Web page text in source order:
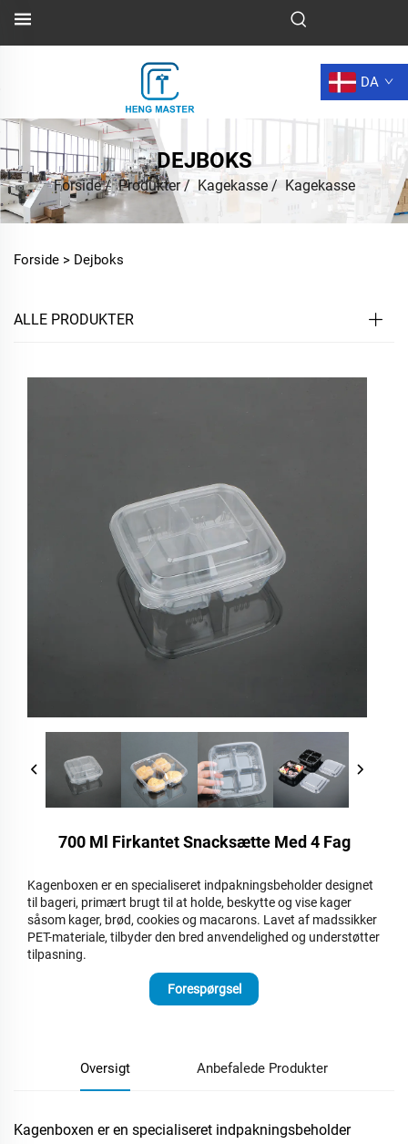
DA
DEJBOKS
Forside/Produkter/ Kagekasse/ Kagekasse
Forside > Dejboks
ALLE PRODUKTER
700 Ml Firkantet Snacksætte Med 4 Fag
Kagenboxen er en specialiseret indpakningsbeholder designet
til bageri, primært brugt til at holde, beskytte og vise kager
såsom kager, brød, cookies og macarons. Lavet af madssikker
PET-materiale, tilbyder den bred anvendelighed og understøtter
tilpasning.
Forespørgsel
Oversigt Anbefalede Produkter
Kagenboxen er en specialiseret indpakningsbeholder